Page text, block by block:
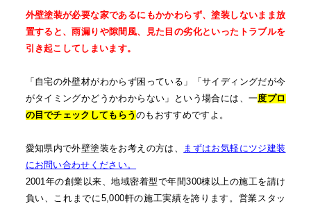
外壁塗装が必要な家であるにもかかわらず、塗装しないまま放
置すると、雨漏りや隙間風、見た目の劣化といったトラブルを
引き起こしてしまいます。
「自宅の外壁材がわからず困っている」「サイディングだが今
がタイミングかどうかわからない」という場合には、一度プロ
の目でチェックしてもらうのもおすすめですよ。
愛知県内で外壁塗装をお考えの方は、
まずはお気軽にツジ建装
にお問い合わせください。
2001年の創業以来、地域密着型で年間300棟以上の施工を請け
負い、これまでに5,000軒の施工実績を誇ります。営業スタッ